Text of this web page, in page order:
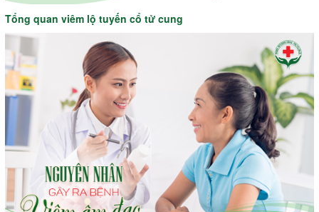
Tổng quan viêm lộ tuyến cổ tử cung